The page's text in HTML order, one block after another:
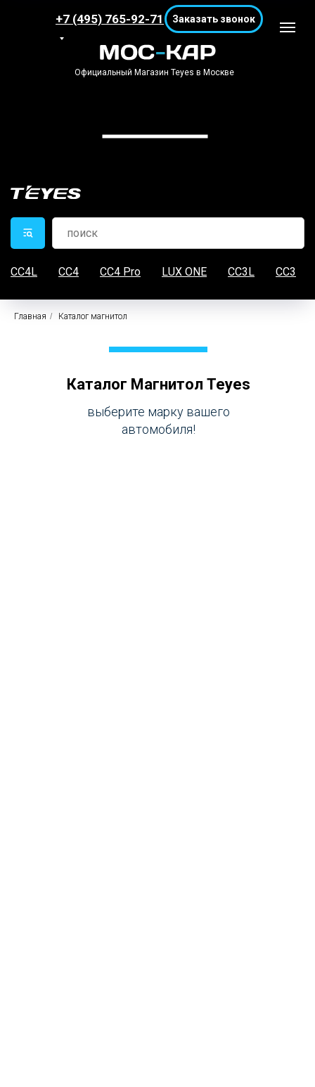
Официальный Магазин Teyes в Москве
+7 (495) 765-92-71 Заказать звонок
CC4L CC4 CC4 Pro LUX ONE CC3L CC3
Главная / Каталог магнитол
Каталог Магнитол Teyes
выберите марку вашего
автомобиля!